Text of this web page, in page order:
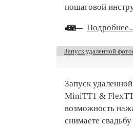
пошаговой
Запуск удаленной
Запуск
MiniTT1 &
возможность
снимаете